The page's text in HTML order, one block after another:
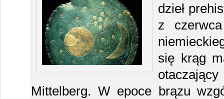
dzieł
z
się krąg
Mittelberg. W epoce brązu